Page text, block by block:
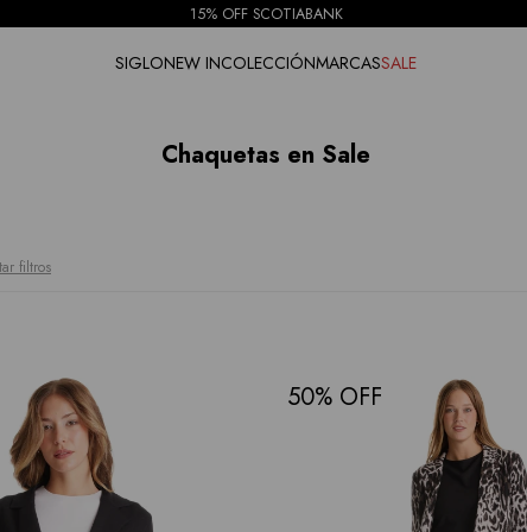
ENVÍOS SIN COSTO A PARTIR DE $4.000
SIGLONEW INCOLECCIÓNMARCASSALE
Chaquetas en Sale
filtros
50